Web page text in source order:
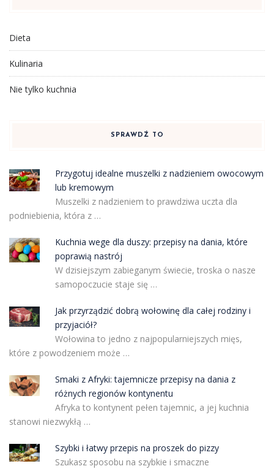
Dieta
Kulinaria
Nie tylko kuchnia
SPRAWDŹ TO
Przygotuj idealne muszelki z nadzieniem owocowym
lub kremowym
Muszelki z nadzieniem to prawdziwa uczta dla
podniebienia, która z …
Kuchnia wege dla duszy: przepisy na dania, które
poprawią nastrój
W dzisiejszym zabieganym świecie, troska o nasze
samopoczucie staje się …
Jak przyrządzić dobrą wołowinę dla całej rodziny i
przyjaciół?
Wołowina to jedno z najpopularniejszych mięs,
które z powodzeniem może …
Smaki z Afryki: tajemnicze przepisy na dania z
różnych regionów kontynentu
Afryka to kontynent pełen tajemnic, a jej kuchnia
stanowi niezwykłą …
Szybki i łatwy przepis na proszek do pizzy
Szukasz sposobu na szybkie i smaczne